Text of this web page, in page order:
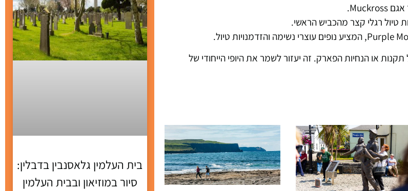
או הנחיות הפארק. זה יעזור לשמר את היופי הייחודי של
בית העלמין גלאסנבין בדבלין:
סיור במוזיאון ובבית העלמין